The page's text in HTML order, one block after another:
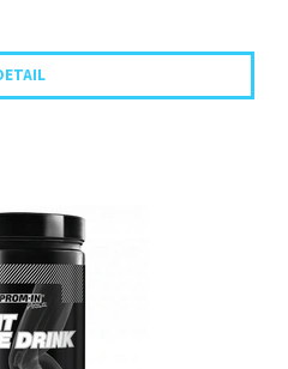
na chrupavky, šlachy a jejich